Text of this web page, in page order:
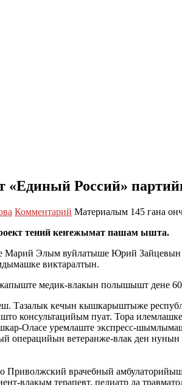
«Единый Россий»
Комментарий Материалым 145 гана
тений кеҥежымат пашам ышта.
Марий Элым вуйлатыше Юрий
виктаралтын.
медик-влакын полышышт дене 60
Тазалык кечын кышкарыштыже
консультацийым пуат. Тора
Оласе уремлаште экспресс-
операцийын ветеранже-влак ден
врачебный
влакым терапевт, педиатр да